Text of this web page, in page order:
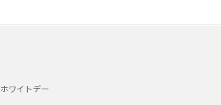
ホワイトデー